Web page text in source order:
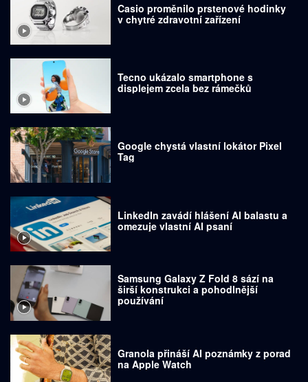
Casio proměnilo prstenové hodinky
v chytré zdravotní zařízení
Tecno ukázalo smartphone s
displejem zcela bez rámečků
Google chystá vlastní lokátor Pixel
Tag
LinkedIn zavádí hlášení AI balastu a
omezuje vlastní AI psaní
Samsung Galaxy Z Fold 8 sází na
širší konstrukci a pohodlnější
používání
Granola přináší AI poznámky z porad
na Apple Watch